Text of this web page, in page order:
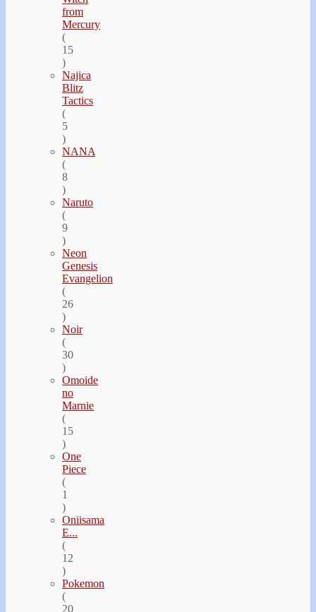
from
Mercury
(
15
)
Najica
Blitz
Tactics
(
5
)
NANA
(
8
)
Naruto
(
9
)
Neon
Genesis
Evangelion
(
26
)
Noir
(
30
)
Omoide
no
Marnie
(
15
)
One
Piece
(
1
)
Oniisama
E...
(
12
)
Pokemon
(
20